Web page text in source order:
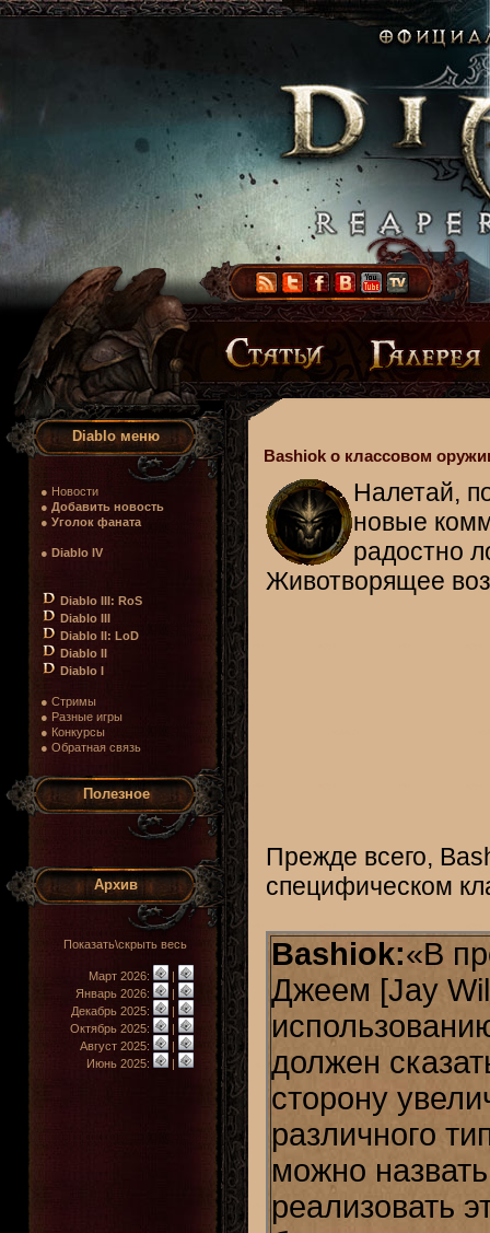
Diablo меню
● Новости
● Добавить новость
● Уголок фаната
● Diablo IV
Diablo III: RoS
Diablo III
Diablo II: LoD
Diablo II
Diablo I
● Стримы
● Разные игры
● Конкурсы
● Обратная связь
Полезное
Архив
Показать\скрыть весь
Март 2026:
|
Январь 2026:
|
Декабрь 2025:
|
Октябрь 2025:
|
Август 2025:
|
Июнь 2025:
|
Bashiok о классовом
Налетай,
новые
радостно
Животворящее
Прежде всего,
специфическом
Bashiok:«В
Джеем [Jay
должен
сторону
различного
можно
реализовать